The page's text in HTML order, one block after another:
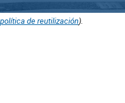
de reutilización).